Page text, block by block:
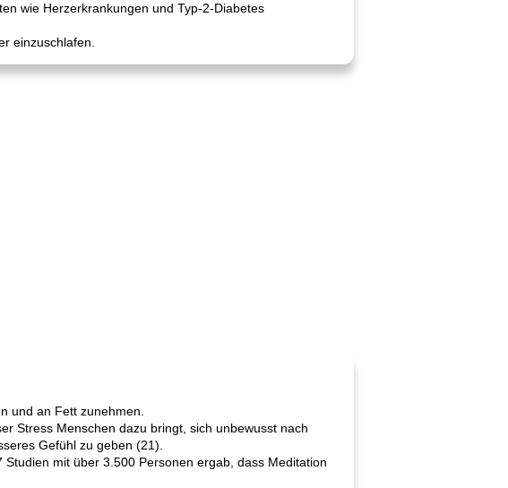
wie Herzerkrankungen und Typ-2-Diabetes
einzuschlafen.
und an Fett zunehmen.
Stress Menschen dazu bringt, sich unbewusst nach
Gefühl zu geben (21).
mit über 3.500 Personen ergab, dass Meditation